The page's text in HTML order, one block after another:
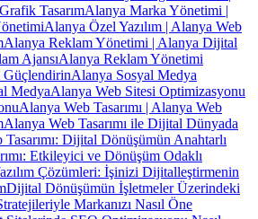
TasarımAlanya Marka Yönetimi |
Alanya Özel Yazılım | Alanya Web
Alanya Reklam Yönetimi | Alanya Dijital
AjansıAlanya Reklam Yönetimi
GüçlendirinAlanya Sosyal Medya
MedyaAlanya Web Sitesi Optimizasyonu
Alanya Web Tasarımı | Alanya Web
Alanya Web Tasarımı ile Dijital Dünyada
Dijital Dönüşümün Anahtarlı
Etkileyici ve Dönüşüm Odaklı
Çözümleri: İşinizi Dijitalleştirmenin
Dijital Dönüşümün İşletmeler Üzerindeki
Markanızı Nasıl Öne